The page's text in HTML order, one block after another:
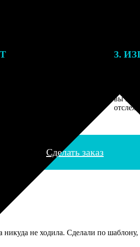
3.
вы
Сделать заказ
не ходила. Сделали по